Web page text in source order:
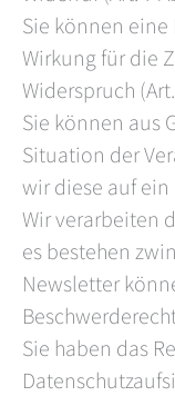
Sie können
Wirkung für die
Widerspruch
Sie können aus
Situation der
wir diese auf
Wir verarbeiten
es bestehen
Newsletter
Sie haben das